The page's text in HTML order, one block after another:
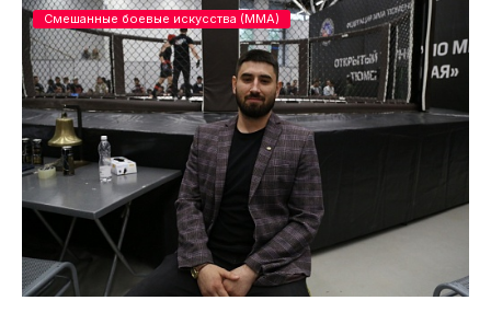
Смешанные боевые искусства (ММА)